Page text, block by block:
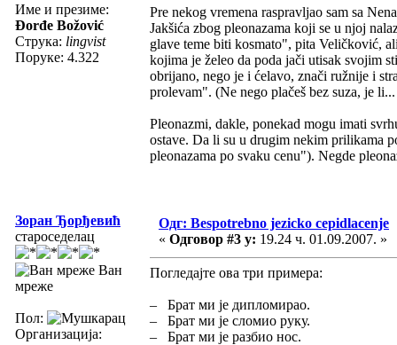
Име и презиме:
Đorđe Božović
Струка: lingvist
Поруке: 4.322
Pre nekog vremena raspravljao sam sa
Jakšića zbog pleonazama koji se u njoj
glave teme biti kosmato", pita Veličković,
kojima je želeo da poda jači utisak svojim
obrijano, nego je i ćelavo, znači ružnije i
prolevam". (Ne nego plačeš bez suza, je
Pleonazmi, dakle, ponekad mogu imati
ostave. Da li su u drugim nekim prilikama
pleonazama po svaku cenu"). Negde
Зоран Ђорђевић
староседелац
Ван
мреже
Пол:
Организација:
Одг: Bespotrebno jezicko cepidlacenje
« Одговор #3 у: 19.24 ч. 01.09.2007. »
Погледајте ова три примера:
– Брат ми је дипломирао.
– Брат ми је сломио руку.
– Брат ми је разбио нос.